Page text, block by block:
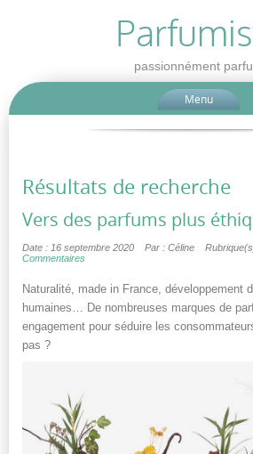
passionnément
Menu
Résultats de recherche
Vers des parfums plus
Date : 16 septembre 2020 Par : Céline
Commentaires
Naturalité, made in France, développement
humaines… De nombreuses marques de
engagement pour séduire les
pas ?